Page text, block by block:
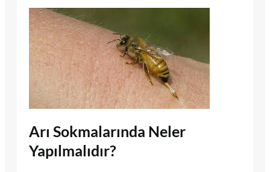
Arı Sokmalarında Neler
Yapılmalıdır?